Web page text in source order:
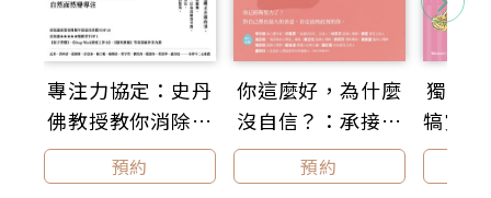
從畫作乏人問津到成為現代藝術大師，誰是關鍵？
他的弟弟西奧（梵谷死後六個月他也過世）和弟媳，是
重要推手。
作者史蒂芬．奈菲是普立茲傳記文學獎得主，
他的著作《梵谷的一生》，被紐約時報評為「梵谷傳記
權威」。
專注力協定：史丹
佛教授教你消除逃
避心理，自然而然
變專注【暢銷新裝
預約
你這麼好，為什麼
沒自信？：承接內
在脆弱，三階段重
建穩固的自我，擺
預約
獨居
犒賞
圓